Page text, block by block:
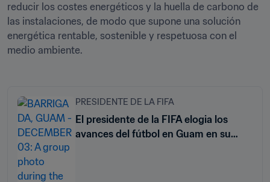
reducir los costes energéticos y la huella de carbono de
las instalaciones, de modo que supone una solución
energética rentable, sostenible y respetuosa con el
medio ambiente.
PRESIDENTE DE LA FIFA
El presidente de la FIFA elogia los
avances del fútbol en Guam en su